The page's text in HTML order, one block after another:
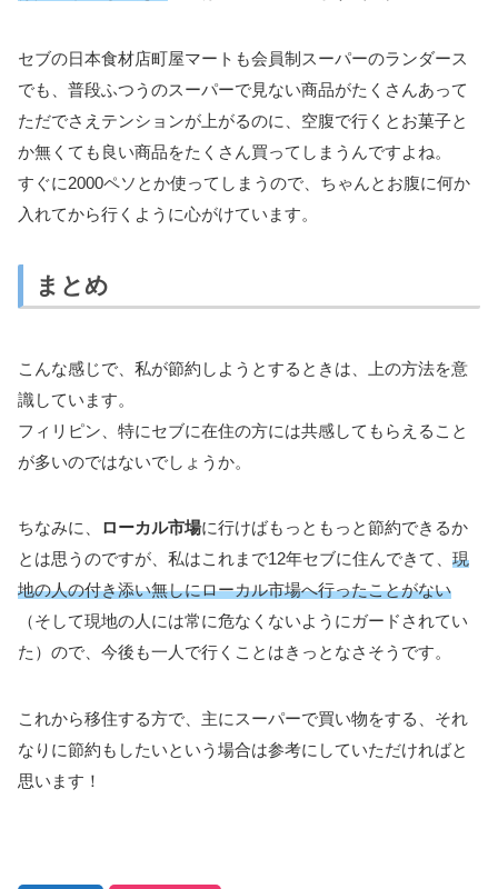
セブの日本食材店町屋マートも会員制スーパーのランダース
でも、普段ふつうのスーパーで見ない商品がたくさんあって
ただでさえテンションが上がるのに、空腹で行くとお菓子と
か無くても良い商品をたくさん買ってしまうんですよね。
すぐに2000ペソとか使ってしまうので、ちゃんとお腹に何か
入れてから行くように心がけています。
まとめ
こんな感じで、私が節約しようとするときは、上の方法を意
識しています。
フィリピン、特にセブに在住の方には共感してもらえること
が多いのではないでしょうか。
ちなみに、 ローカル市場に行けばもっともっと節約できるか
とは思うのですが、私はこれまで12年セブに住んできて、 現
地の人の付き添い無しにローカル市場へ行ったことがない
（そして現地の人には常に危なくないようにガードされてい
た）ので、今後も一人で行くことはきっとなさそうです。
これから移住する方で、主にスーパーで買い物をする、それ
なりに節約もしたいという場合は参考にしていただければと
思います！